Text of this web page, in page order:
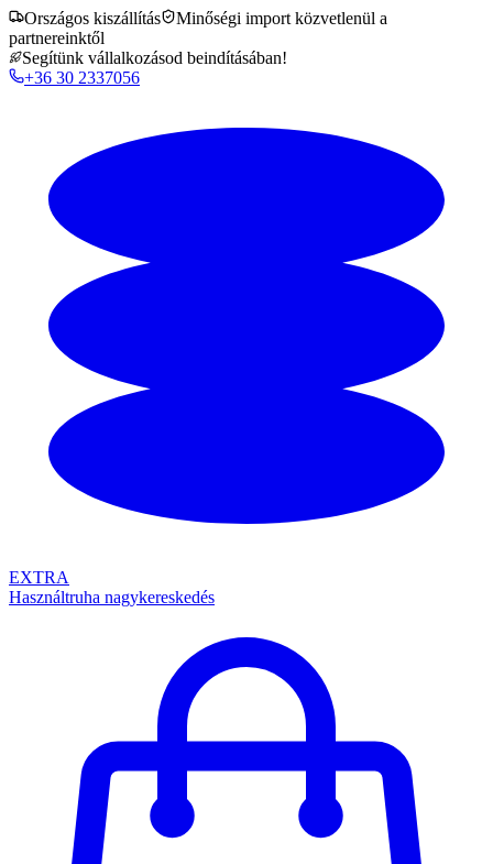
Országos kiszállítás
Minőségi import közvetlenül a
partnereinktől
Segítünk vállalkozásod beindításában!
+36 30 2337056
EXTRA
Használtruha nagykereskedés